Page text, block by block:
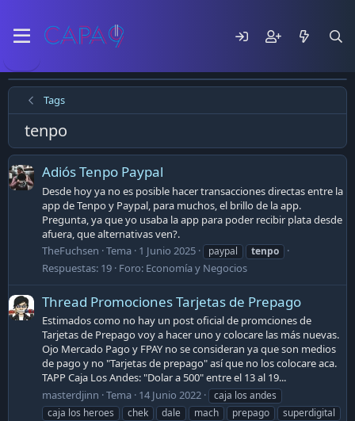
Tags
tenpo
Adiós Tenpo Paypal
Desde hoy ya no es posible hacer transacciones directas entre la
app de Tenpo y Paypal, para muchos, el brillo de la app.
Pregunta, ya que yo usaba la app para poder recibir plata desde
afuera, que alternativas ven?.
TheFuchsen Tema 1 Junio 2025 paypal tenpo
Respuestas: 19 Foro: Economía y Negocios
Thread Promociones Tarjetas de Prepago
Estimados como no hay un post oficial de promciones de
Tarjetas de Prepago voy a hacer uno y colocare las más nuevas.
Ojo Mercado Pago y FPAY no se consideran ya que son medios
de pago y no "Tarjetas de prepago" así que no los colocare aca.
TAPP Caja Los Andes: "Dolar a 500" entre el 13 al 19...
masterdjinn Tema 14 Junio 2022
caja los andes
caja los heroes
chek dale mach prepago
superdigital